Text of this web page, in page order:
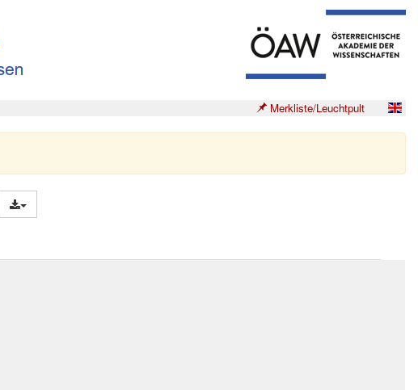
Merkliste/Leuchtpult